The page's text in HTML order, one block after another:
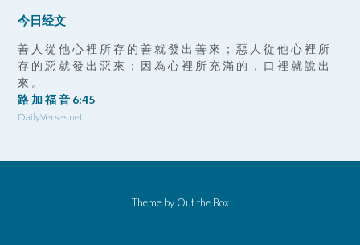
今日经文
善 人 從 他 心 裡 所 存 的 善 就 發 出 善 來 ； 惡 人 從 他 心 裡 所
存 的 惡 就 發 出 惡 來 ； 因 為 心 裡 所 充 滿 的 ， 口 裡 就 說 出
來 。
路 加 福 音 6:45
DailyVerses.net
Theme by Out the Box